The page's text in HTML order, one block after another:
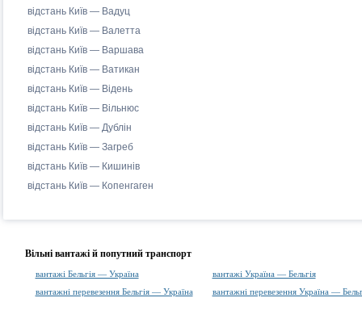
відстань Київ — Вадуц
відстань Київ — Валетта
відстань Київ — Варшава
відстань Київ — Ватикан
відстань Київ — Відень
відстань Київ — Вільнюс
відстань Київ — Дублін
відстань Київ — Загреб
відстань Київ — Кишинів
відстань Київ — Копенгаген
Вільні вантажі й попутний транспорт
вантажі Бельгія — Україна
вантажі Україна — Бельгія
вантажні перевезення Бельгія — Україна
вантажні перевезення Україна —